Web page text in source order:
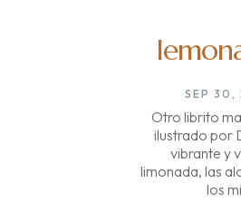
SEP 30,
Otro librito
ilustrado por
vibrante y
limonada, las
los